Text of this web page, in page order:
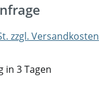
zzgl. Versandkosten
in 3 Tagen